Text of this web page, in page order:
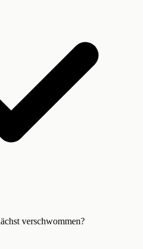
verschwommen?